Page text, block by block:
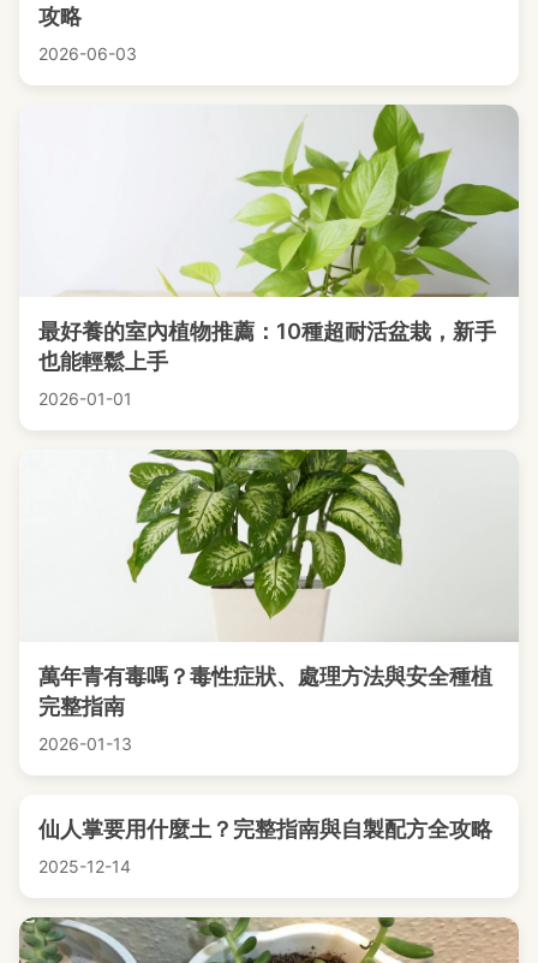
攻略
2026-06-03
最好養的室內植物推薦：10種超耐活盆栽，新手
也能輕鬆上手
2026-01-01
萬年青有毒嗎？毒性症狀、處理方法與安全種植
完整指南
2026-01-13
仙人掌要用什麼土？完整指南與自製配方全攻略
2025-12-14